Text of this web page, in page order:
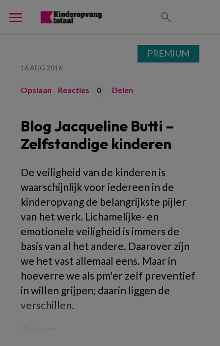
16 AUG 2016
Opslaan Reacties 0 Delen
Blog Jacqueline Butti –
Zelfstandige kinderen
De veiligheid van de kinderen is
waarschijnlijk voor iedereen in de
kinderopvang de belangrijkste pijler
van het werk. Lichamelijke- en
emotionele veiligheid is immers de
basis van al het andere. Daarover zijn
we het vast allemaal eens. Maar in
hoeverre we als pm'er zelf preventief
in willen grijpen; daarin liggen de
verschillen.
PREMIUM